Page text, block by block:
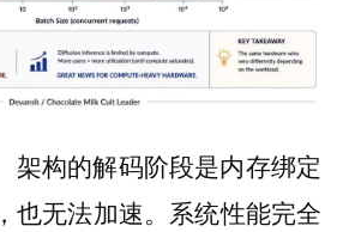
架构的解码阶段是内存绑定
也无法加速。系统性能完全